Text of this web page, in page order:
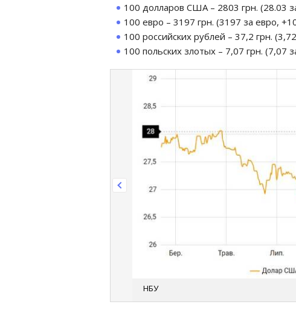
100 долларов США – 2803 грн. (28.03
100 евро – 3197 грн. (3197 за евро,
100 российских рублей – 37,2 грн.
100 польских злотых – 7,07 грн. (7,07
НБУ